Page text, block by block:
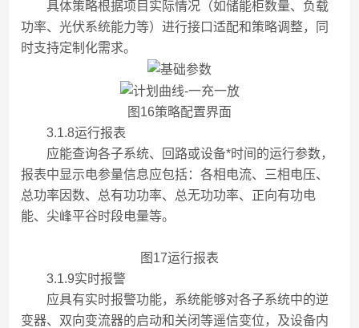
具体策略根据项目实际情况（如储能柜数量、负载
功率、光伏系统能力等）进行接口适配和策略调整，同
时支持定制化需求。
图16策略配置界面
3.1.8运行报表
应能查询各子系统、回路或设备*时间的运行参数，
报表中显示电参量信息应包括：各相电流、三相电压、
总功率因数、总有功功率、总无功功率、正向有功电
能、尖峰平谷时段电量等。
图17运行报表
3.1.9实时报警
应具有实时报警功能，系统能够对各子系统中的逆
变器、双向变流器的启动和关闭等遥信变位，及设备内